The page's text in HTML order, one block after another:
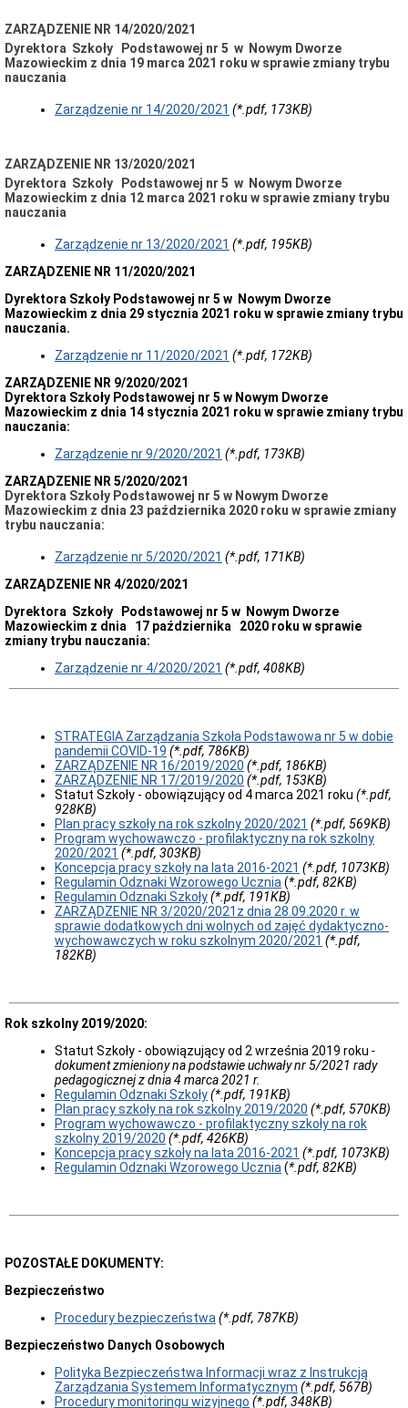
ZARZĄDZENIE NR 14/2020/2021
Dyrektora Szkoły Podstawowej nr 5 w Nowym Dworze
Mazowieckim z dnia 19 marca 2021 roku w sprawie zmiany trybu
nauczania
Zarządzenie nr 14/2020/2021 (*.pdf, 173KB)
ZARZĄDZENIE NR 13/2020/2021
Dyrektora Szkoły Podstawowej nr 5 w Nowym Dworze
Mazowieckim z dnia 12 marca 2021 roku w sprawie zmiany trybu
nauczania
Zarządzenie nr 13/2020/2021 (*.pdf, 195KB)
ZARZĄDZENIE NR 11/2020/2021
Dyrektora Szkoły Podstawowej nr 5 w Nowym Dworze
Mazowieckim z dnia 29 stycznia 2021 roku w sprawie zmiany trybu
nauczania.
Zarządzenie nr 11/2020/2021 (*.pdf, 172KB)
ZARZĄDZENIE NR 9/2020/2021
Dyrektora Szkoły Podstawowej nr 5 w Nowym Dworze
Mazowieckim z dnia 14 stycznia 2021 roku w sprawie zmiany trybu
nauczania:
Zarządzenie nr 9/2020/2021 (*.pdf, 173KB)
ZARZĄDZENIE NR 5/2020/2021
Dyrektora Szkoły Podstawowej nr 5 w Nowym Dworze
Mazowieckim z dnia 23 października 2020 roku w sprawie zmiany
trybu nauczania:
Zarządzenie nr 5/2020/2021 (*.pdf, 171KB)
ZARZĄDZENIE NR 4/2020/2021
Dyrektora Szkoły Podstawowej nr 5 w Nowym Dworze
Mazowieckim z dnia 17 października 2020 roku w sprawie
zmiany trybu nauczania:
Zarządzenie nr 4/2020/2021 (*.pdf, 408KB)
STRATEGIA Zarządzania Szkoła Podstawowa nr 5 w dobie
pandemii COVID-19 (*.pdf, 786KB)
ZARZĄDZENIE NR 16/2019/2020 (*.pdf, 186KB)
ZARZĄDZENIE NR 17/2019/2020 (*.pdf, 153KB)
Statut Szkoły - obowiązujący od 4 marca 2021 roku (*.pdf,
928KB)
Plan pracy szkoły na rok szkolny 2020/2021 (*.pdf, 569KB)
Program wychowawczo - profilaktyczny na rok szkolny
2020/2021 (*.pdf, 303KB)
Koncepcja pracy szkoły na lata 2016-2021 (*.pdf, 1073KB)
Regulamin Odznaki Wzorowego Ucznia (*.pdf, 82KB)
Regulamin Odznaki Szkoły(*.pdf, 191KB)
ZARZĄDZENIE NR 3/2020/2021z dnia 28.09.2020 r. w
sprawie dodatkowych dni wolnych od zajęć dydaktyczno-
wychowawczych w roku szkolnym 2020/2021 (*.pdf,
182KB)
Rok szkolny 2019/2020:
Statut Szkoły - obowiązujący od 2 września 2019 roku -
dokument zmieniony na podstawie uchwały nr 5/2021 rady
pedagogicznej z dnia 4 marca 2021 r.
Regulamin Odznaki Szkoły(*.pdf, 191KB)
Plan pracy szkoły na rok szkolny 2019/2020 (*.pdf, 570KB)
Program wychowawczo - profilaktyczny szkoły na rok
szkolny 2019/2020 (*.pdf, 426KB)
Koncepcja pracy szkoły na lata 2016-2021 (*.pdf, 1073KB)
Regulamin Odznaki Wzorowego Ucznia (*.pdf, 82KB)
POZOSTAŁE DOKUMENTY:
Bezpieczeństwo
Procedury bezpieczeństwa (*.pdf, 787KB)
Bezpieczeństwo Danych Osobowych
Polityka Bezpieczeństwa Informacji wraz z Instrukcją
Zarządzania Systemem Informatycznym (*.pdf, 567B)
Procedury monitoringu wizyjnego (*.pdf, 348KB)